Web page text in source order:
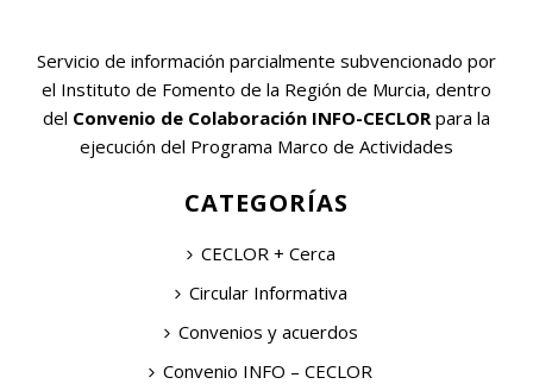
Servicio de información parcialmente subvencionado por
el Instituto de Fomento de la Región de Murcia, dentro
del Convenio de Colaboración INFO-CECLOR para la
ejecución del Programa Marco de Actividades
CATEGORÍAS
CECLOR + Cerca
Circular Informativa
Convenios y acuerdos
Convenio INFO – CECLOR